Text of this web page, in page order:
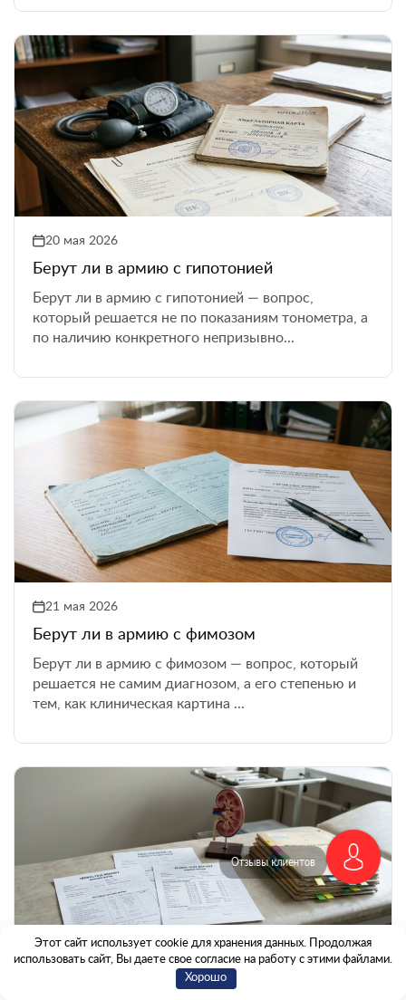
20 мая 2026
Берут ли в армию с гипотонией
Берут ли в армию с гипотонией — вопрос,
который решается не по показаниям тонометра, а
по наличию конкретного непризывно...
21 мая 2026
Берут ли в армию с фимозом
Берут ли в армию с фимозом — вопрос, который
решается не самим диагнозом, а его степенью и
тем, как клиническая картина ...
Отзывы клиентов
Этот сайт использует cookie для хранения данных. Продолжая
использовать сайт, Вы даете свое согласие на работу с этими файлами.
Хорошо